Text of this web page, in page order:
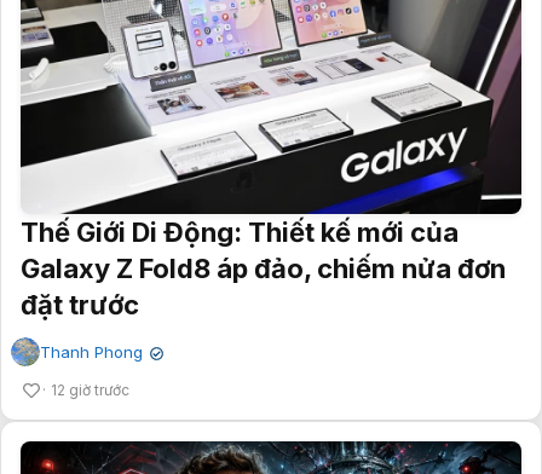
Thế Giới Di Động: Thiết kế mới của
Galaxy Z Fold8 áp đảo, chiếm nửa đơn
đặt trước
Thanh Phong ✔
12 giờ trước